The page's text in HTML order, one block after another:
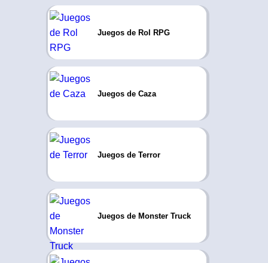
Juegos de Rol RPG
Juegos de Caza
Juegos de Terror
Juegos de Monster Truck